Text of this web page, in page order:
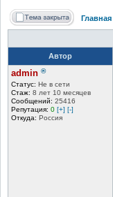
Главная
Автор
admin ®
Статус: Не в сети
Стаж: 8 лет 10 месяцев
Сообщений: 25416
Репутация: 0 [+] [-]
Откуда: Россия